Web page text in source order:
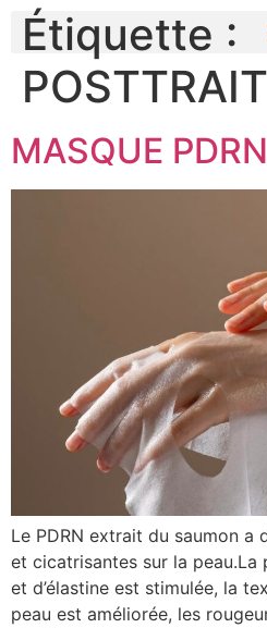
Étiquette :
MASQUE PDRN
Le PDRN extrait du saumon a
et cicatrisantes sur la
et d’élastine est stimulée, la
peau est améliorée, les